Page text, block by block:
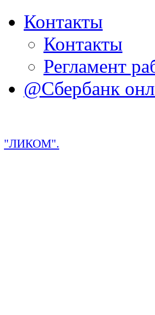
Контакты
Контакты
Регламент
@Сбербанк
"ЛИКОМ".